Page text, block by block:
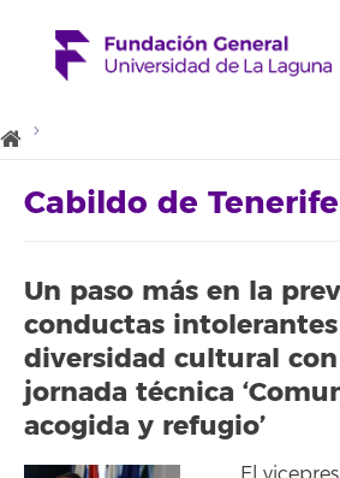
Cabildo de Tenerife
Un paso más en la
conductas
diversidad cultural
jornada técnica
acogida y refugio’